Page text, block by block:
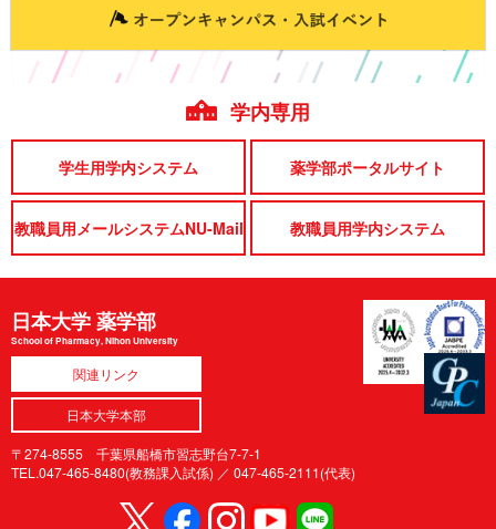
学内専用
学生用学内システム 薬学部ポータルサイト
教職員用メールシステムNU-Mail 教職員用学内システム
日本大学 薬学部
School of Pharmacy, Nihon University
関連リンク
日本大学本部
〒274-8555 千葉県船橋市習志野台7-7-1
TEL.047-465-8480(教務課入試係) ／ 047-465-2111(代表)